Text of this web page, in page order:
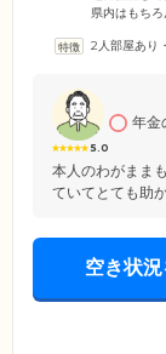
県内はもち
ご家族の方々
リエーショ
2人部屋あり
5.0
年金
本人のわがまま
ていてとても助
空き状